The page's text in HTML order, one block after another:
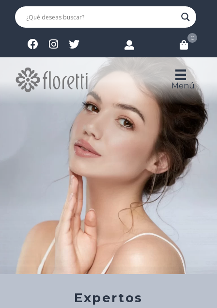
0
Menú
Expertos